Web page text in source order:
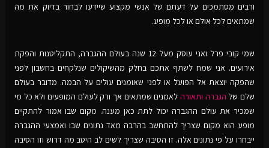
ורבים מסתמכים על דעתם של אנשי מקצוע שיידעו לבחור בדיוק את מה
שמתאים לכל אולם או לכל מופע.
שמי קובי פרל ואני עוסק מעל 12 שנה בעולם ההגברה, התקליטנות והפקת
אירועים. אני שמח לשתף אתכם בחלק מהשיקולים שנלקחים בחשבון לפני
שהפקה יוצאת אל הפועל או לפני שאומנים עולים על הבמה. מדובר בעולם
שלם של הגברה ותאורהלאמנים שמתאים אך ורק לעולם המופעים ולא כל מי
שמכיר את עולם ההגברה יכול לתת כאן מענה. מקום שבו אמור להתקיים
מופע הוא מקום שצריך להתחשב בהרבה מאד נתונים שבו ואמצעי ההגברה
ייבחרו על פי נתונים אלה. זו הסיבה שצריך לשים לב היטב מה דרוש וזו הסיבה